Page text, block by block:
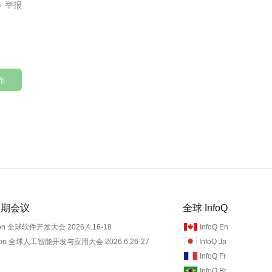
会议
全球软件开发大会 2026.4.16-18
全球人工智能开发与应用大会 2026.6.26-27
全球 InfoQ
InfoQ En
InfoQ Jp
InfoQ Fr